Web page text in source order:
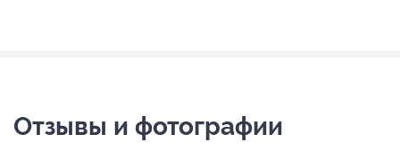
Отзывы и фотографии